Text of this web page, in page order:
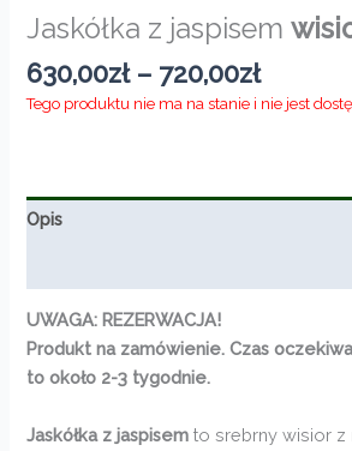
Jaskółka z jaspisem
630,00zł – 720,00złZakres
cen:
Tego produktu nie ma na stanie i nie jest
Opis
UWAGA: REZERWACJA!
Produkt na zamówienie. Czas
to około 2-3 tygodnie.
Jaskółka z jaspisem to srebrny wisior z